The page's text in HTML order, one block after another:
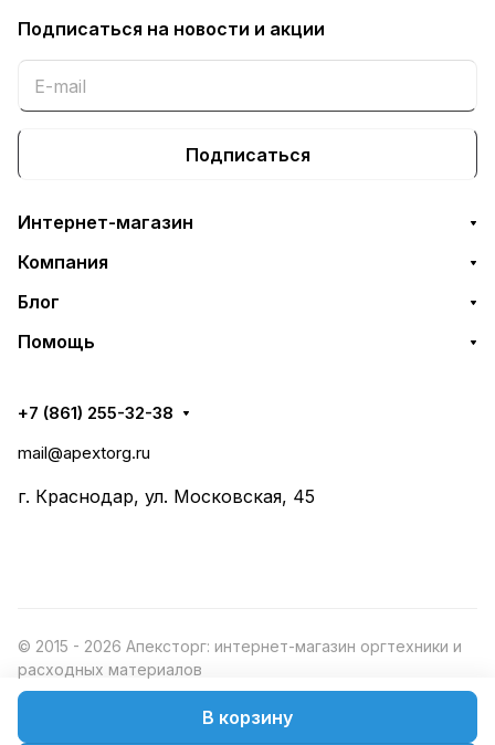
В корзину
Подписаться на новости и акции
Подписаться
Интернет-магазин
Компания
Блог
Помощь
+7 (861) 255-32-38
mail@apextorg.ru
г. Краснодар, ул. Московская, 45
© 2015 - 2026 Апексторг: интернет-магазин оргтехники и
расходных материалов
Конфиденциальность